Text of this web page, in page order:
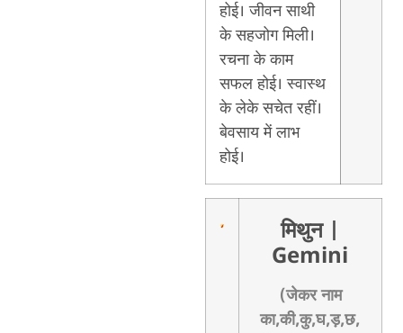
होई। जीवन साथी
के सहजोग मिली।
रचना के काम
सफल होई। स्वास्थ
के लेके सचेत रहीं।
बेवसाय में लाभ
होई।
मिथुन
Gemini
(जेकर नाम
का,की,कु,घ,ड़,छ,